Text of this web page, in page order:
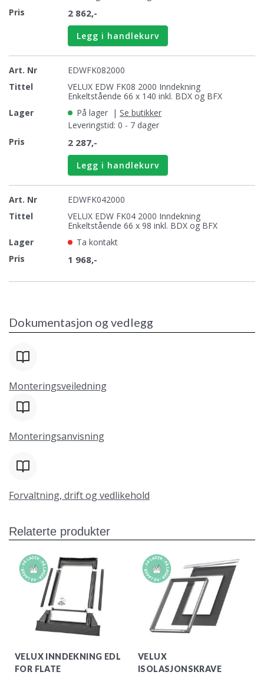
2 862,-
Legg i handlekurv
EDWFK082000
VELUX EDW FK08 2000 Inndekning
Enkeltstående 66 x 140 inkl. BDX og BFX
På lager | Se butikker
Leveringstid: 0 - 7 dager
2 287,-
Legg i handlekurv
EDWFK042000
VELUX EDW FK04 2000 Inndekning
Enkeltstående 66 x 98 inkl. BDX og BFX
Ta kontakt
1 968,-
Dokumentasjon og vedlegg
Monteringsveiledning
Monteringsanvisning
Forvaltning, drift og vedlikehold
Relaterte produkter
VELUX INNDEKNING EDL
FOR FLATE
VELUX
ISOLASJONSKRAVE